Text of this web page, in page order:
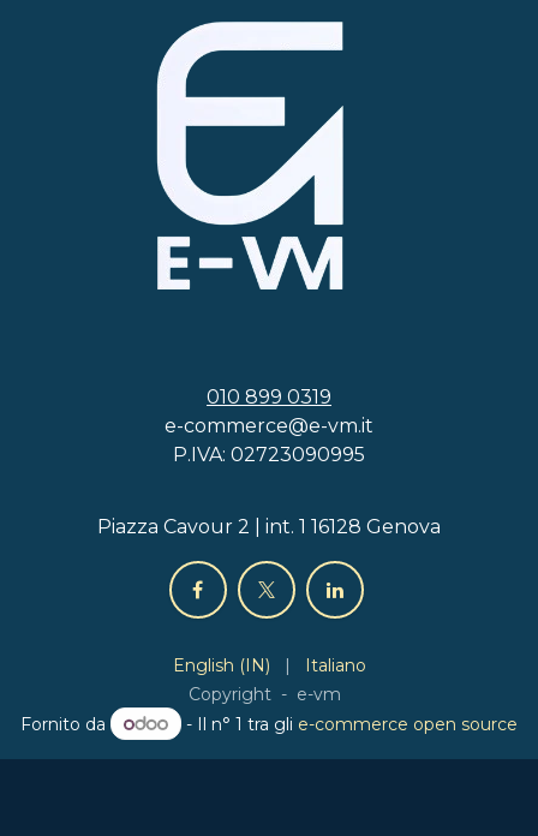
010 899 0319
e-commerce@e-vm.it
P.IVA: 02723090995
Piazza Cavour 2 | int. 1 16128 Genova
Copyright - e-vm
English (IN) | Italiano
Fornito da - Il n° 1 tra gli e-commerce open source